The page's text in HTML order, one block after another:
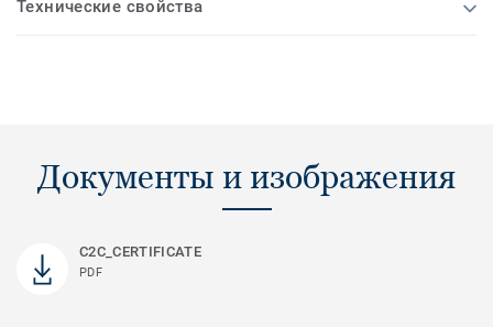
Технические свойства
Документы и изображения
C2C_CERTIFICATE
PDF